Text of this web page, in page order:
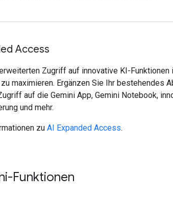
Access
Zugriff auf innovative KI-Funktionen
maximieren. Ergänzen Sie Ihr bestehendes
auf die Gemini App, Gemini Notebook,
und mehr.
zu AI Expanded Access.
Funktionen